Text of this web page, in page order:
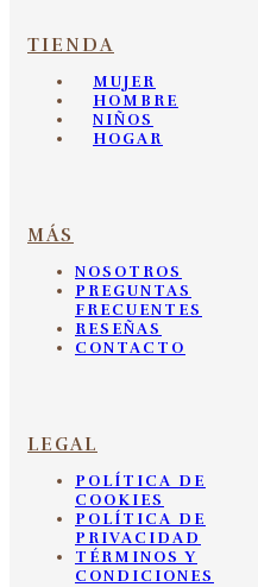
TIENDA
MUJER
HOMBRE
NIÑOS
HOGAR
MÁS
NOSOTROS
PREGUNTAS
FRECUENTES
RESEÑAS
CONTACTO
LEGAL
POLÍTICA DE
COOKIES
POLÍTICA DE
PRIVACIDAD
TÉRMINOS Y
CONDICIONES